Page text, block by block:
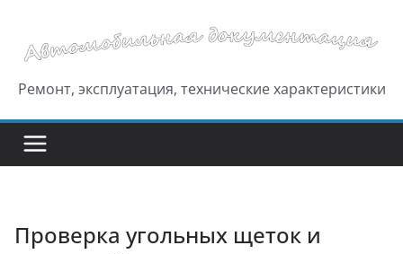
содержимому
Ремонт, эксплуатация, технические характеристики
Проверка угольных щеток и